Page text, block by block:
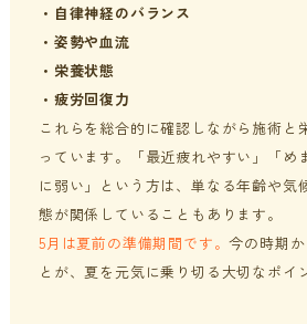
・ 自律神経のバランス
・ 姿勢や血流
・ 栄養状態
・ 疲労回復力
これらを総合的に確認しながら施術と
っています。「最近疲れやすい」「め
に弱い」という方は、単なる年齢や気
態が関係していることもあります。
5月は夏前の準備期間です。今の時期
とが、夏を元気に乗り切る大切なポイ